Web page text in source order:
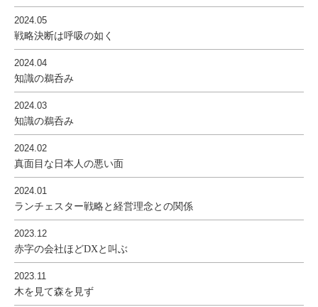
2024.05
戦略決断は呼吸の如く
2024.04
知識の鵜呑み
2024.03
知識の鵜呑み
2024.02
真面目な日本人の悪い面
2024.01
ランチェスター戦略と経営理念との関係
2023.12
赤字の会社ほどDXと叫ぶ
2023.11
木を見て森を見ず